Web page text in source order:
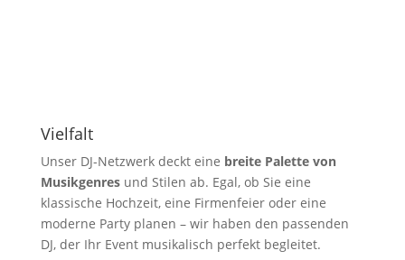
Vielfalt
Unser DJ-Netzwerk deckt eine breite Palette von
Musikgenresund Stilen ab. Egal, ob Sie eine
klassische Hochzeit, eine Firmenfeier oder eine
moderne Party planen – wir haben den passenden
DJ, der Ihr Event musikalisch perfekt begleitet.